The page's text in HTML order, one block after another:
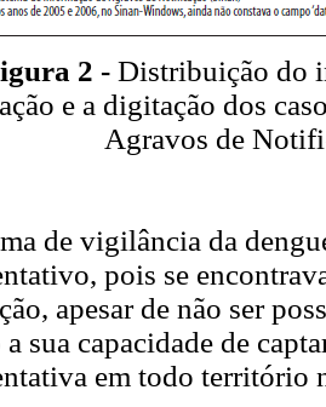
2 -Distribuição do
e a digitação dos
Agravos de
de vigilância da
pois se
apesar de não ser
sua capacidade de
em todo território